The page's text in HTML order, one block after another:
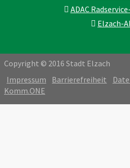
ADAC
Elzach-
Copyright © 2016 Stadt Elzach
Impressum
Barrierefreiheit
Komm.ONE